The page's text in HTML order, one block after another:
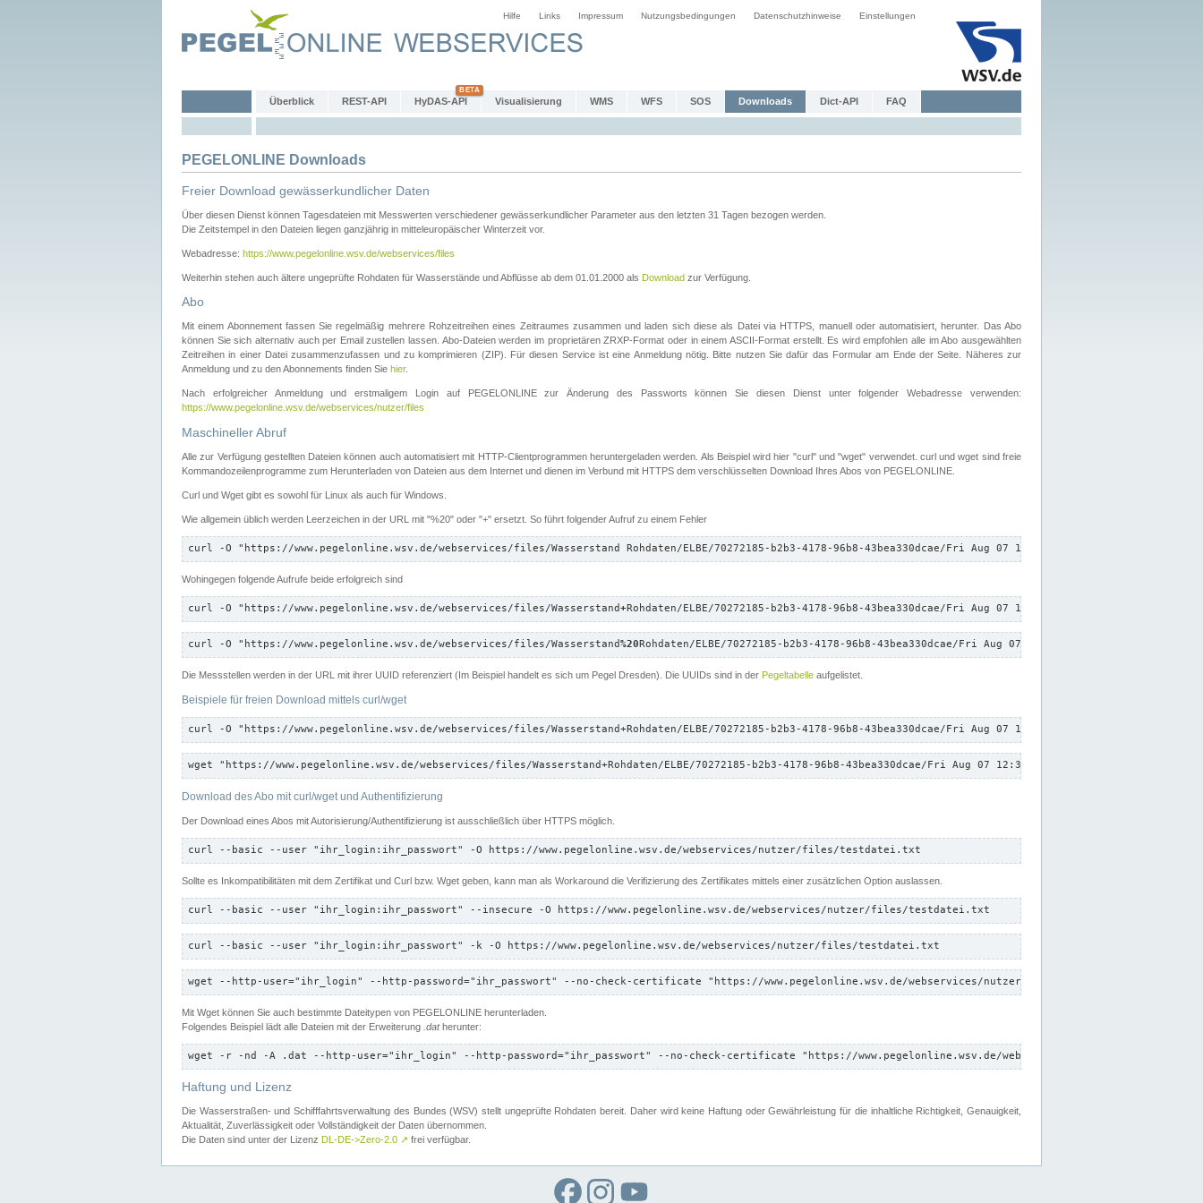
Hilfe Links Impressum Nutzungsbedingungen Datenschutzhinweise Einstellungen
Überblick REST-API HyDAS-API Visualisierung WMS WFS SOS Downloads Dict-API FAQ
PEGELONLINE Downloads
Freier Download gewässerkundlicher Daten
Über diesen Dienst können Tagesdateien mit Messwerten verschiedener gewässerkundlicher Parameter aus den letzten 31 Tagen bezogen werden.
Die Zeitstempel in den Dateien liegen ganzjährig in mitteleuropäischer Winterzeit vor.
Webadresse: https://www.pegelonline.wsv.de/webservices/files
Weiterhin stehen auch ältere ungeprüfte Rohdaten für Wasserstände und Abflüsse ab dem 01.01.2000 als Download zur Verfügung.
Abo
Mit einem Abonnement fassen Sie regelmäßig mehrere Rohzeitreihen eines Zeitraumes zusammen und laden sich diese als Datei via HTTPS, manuell oder automatisiert, herunter. Das Abo
können Sie sich alternativ auch per Email zustellen lassen. Abo-Dateien werden im proprietären ZRXP-Format oder in einem ASCII-Format erstellt. Es wird empfohlen alle im Abo ausgewählten
Zeitreihen in einer Datei zusammenzufassen und zu komprimieren (ZIP). Für diesen Service ist eine Anmeldung nötig. Bitte nutzen Sie dafür das Formular am Ende der Seite. Näheres zur
Anmeldung und zu den Abonnements finden Sie hier.
Nach erfolgreicher Anmeldung und erstmaligem Login auf PEGELONLINE zur Änderung des Passworts können Sie diesen Dienst unter folgender Webadresse verwenden:
https://www.pegelonline.wsv.de/webservices/nutzer/files
Maschineller Abruf
Alle zur Verfügung gestellten Dateien können auch automatisiert mit HTTP-Clientprogrammen heruntergeladen werden. Als Beispiel wird hier "curl" und "wget" verwendet. curl und wget sind freie
Kommandozeilenprogramme zum Herunterladen von Dateien aus dem Internet und dienen im Verbund mit HTTPS dem verschlüsselten Download Ihres Abos von PEGELONLINE.
Curl und Wget gibt es sowohl für Linux als auch für Windows.
Wie allgemein üblich werden Leerzeichen in der URL mit "%20" oder "+" ersetzt. So führt folgender Aufruf zu einem Fehler
curl -O "https://www.pegelonline.wsv.de/webservices/files/Wasserstand Rohdaten/ELBE/70272185-b2b3-4178-96b8-43bea330dcae/Fri Aug 07 12:33:01 CEST 2026/down.txt"
Wohingegen folgende Aufrufe beide erfolgreich sind
curl -O "https://www.pegelonline.wsv.de/webservices/files/Wasserstand+Rohdaten/ELBE/70272185-b2b3-4178-96b8-43bea330dcae/Fri Aug 07 12:33:01 CEST 2026/down.txt"
curl -O "https://www.pegelonline.wsv.de/webservices/files/Wasserstand%20Rohdaten/ELBE/70272185-b2b3-4178-96b8-43bea330dcae/Fri Aug 07 12:33:01 CEST 2026/down.txt"
Die Messstellen werden in der URL mit ihrer UUID referenziert (Im Beispiel handelt es sich um Pegel Dresden). Die UUIDs sind in der Pegeltabelle aufgelistet.
Beispiele für freien Download mittels curl/wget
curl -O "https://www.pegelonline.wsv.de/webservices/files/Wasserstand+Rohdaten/ELBE/70272185-b2b3-4178-96b8-43bea330dcae/Fri Aug 07 12:33:01 CEST 2026/down.txt"
wget "https://www.pegelonline.wsv.de/webservices/files/Wasserstand+Rohdaten/ELBE/70272185-b2b3-4178-96b8-43bea330dcae/Fri Aug 07 12:33:01 CEST 2026/down.txt"
Download des Abo mit curl/wget und Authentifizierung
Der Download eines Abos mit Autorisierung/Authentifizierung ist ausschließlich über HTTPS möglich.
curl --basic --user "ihr_login:ihr_passwort" -O https://www.pegelonline.wsv.de/webservices/nutzer/files/testdatei.txt
Sollte es Inkompatibilitäten mit dem Zertifikat und Curl bzw. Wget geben, kann man als Workaround die Verifizierung des Zertifikates mittels einer zusätzlichen Option auslassen.
curl --basic --user "ihr_login:ihr_passwort" --insecure -O https://www.pegelonline.wsv.de/webservices/nutzer/files/testdatei.txt
curl --basic --user "ihr_login:ihr_passwort" -k -O https://www.pegelonline.wsv.de/webservices/nutzer/files/testdatei.txt
wget --http-user="ihr_login" --http-password="ihr_passwort" --no-check-certificate "https://www.pegelonline.wsv.de/webservices/nutzer/files/testdatei.txt"
Mit Wget können Sie auch bestimmte Dateitypen von PEGELONLINE herunterladen.
Folgendes Beispiel lädt alle Dateien mit der Erweiterung .datherunter:
wget -r -nd -A .dat --http-user="ihr_login" --http-password="ihr_passwort" --no-check-certificate "https://www.pegelonline.wsv.de/webservices/nutzer/files"
Haftung und Lizenz
Die Wasserstraßen- und Schifffahrtsverwaltung des Bundes (WSV) stellt ungeprüfte Rohdaten bereit. Daher wird keine Haftung oder Gewährleistung für die inhaltliche Richtigkeit, Genauigkeit,
Aktualität, Zuverlässigkeit oder Vollständigkeit der Daten übernommen.
Die Daten sind unter der Lizenz DL-DE->Zero-2.0 ↗ frei verfügbar.